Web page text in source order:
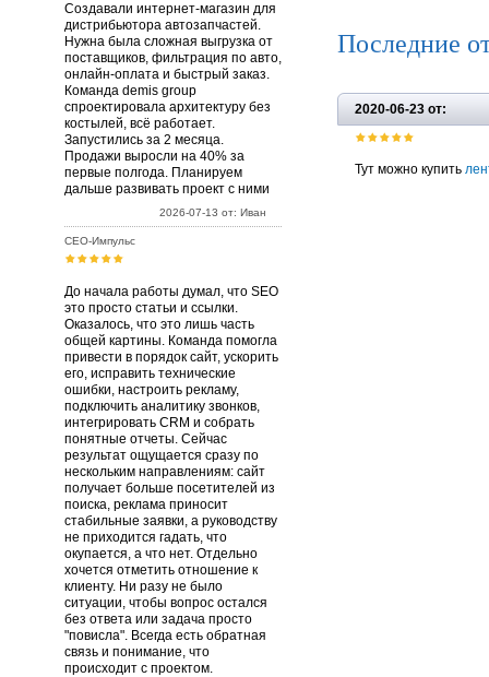
Создавали интернет-магазин для
дистрибьютора автозапчастей.
Нужна была сложная выгрузка от
поставщиков, фильтрация по авто,
онлайн-оплата и быстрый заказ.
Команда demis group
спроектировала архитектуру без
костылей, всё работает.
Запустились за 2 месяца.
Продажи выросли на 40% за
первые полгода. Планируем
дальше развивать проект с ними
2026-07-13 от: Иван
СЕО-Импульс
До начала работы думал, что SEO
это просто статьи и ссылки.
Оказалось, что это лишь часть
общей картины. Команда помогла
привести в порядок сайт, ускорить
его, исправить технические
ошибки, настроить рекламу,
подключить аналитику звонков,
интегрировать CRM и собрать
понятные отчеты. Сейчас
результат ощущается сразу по
нескольким направлениям: сайт
получает больше посетителей из
поиска, реклама приносит
стабильные заявки, а руководству
не приходится гадать, что
окупается, а что нет. Отдельно
хочется отметить отношение к
клиенту. Ни разу не было
ситуации, чтобы вопрос остался
без ответа или задача просто
"повисла". Всегда есть обратная
связь и понимание, что
происходит с проектом.
Последние
2020-06-23 от:
Тут можно купить